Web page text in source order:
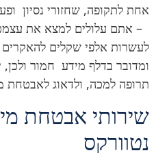
אחת לתקופה, שחזורי נסיון
– אתם עלולים למצא את
לעשרות אלפי שקלים
ומדובר בדלף מידע חמור
תרופה למכה, ולדאוג לאבטחת
שירותי אבטחת
נטוורקס